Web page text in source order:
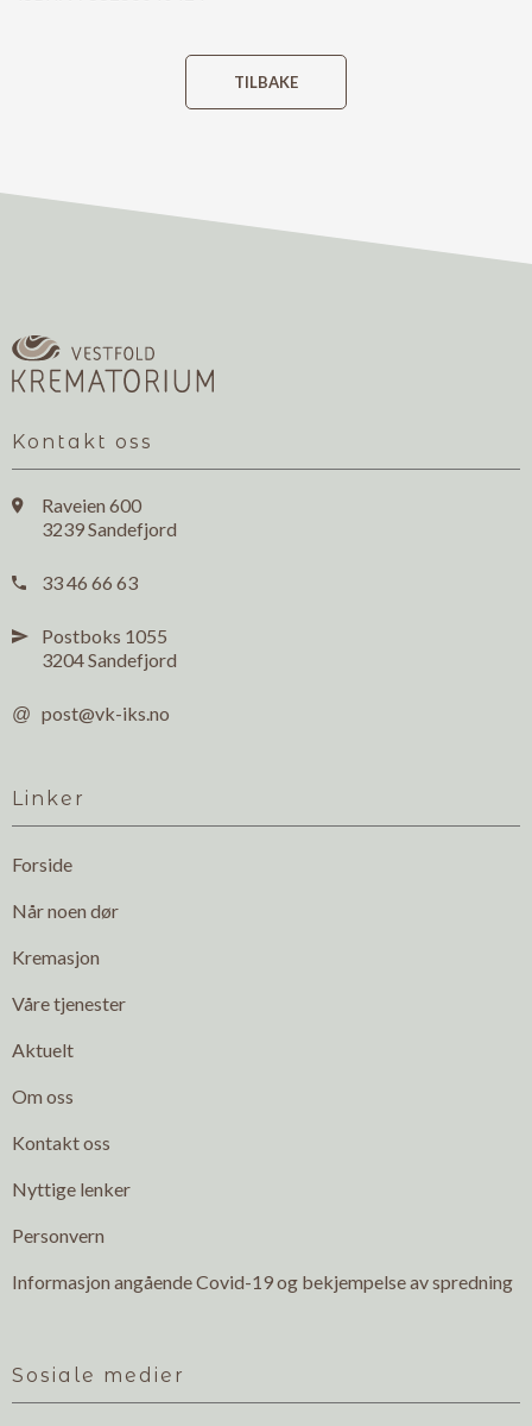
TILBAKE
Kontakt oss

Raveien 600
3239 Sandefjord
 33 46 66 63

Postboks 1055
3204 Sandefjord
@ post@vk-iks.no
Linker
Forside
Når noen dør
Kremasjon
Våre tjenester
Aktuelt
Om oss
Kontakt oss
Nyttige lenker
Personvern
Informasjon angående Covid-19 og bekjempelse av spredning
Sosiale medier